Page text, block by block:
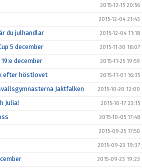
2015-12-15 20:56
2015-12-04 21:43
du julhandlar 2015-12-04 11:18
5 december 2015-11-30 18:07
december 2015-11-25 19:59
efter höstlovet 2015-11-01 16:35
Jaktfalken 2015-10-20 12:00
Julia! 2015-10-17 23:15
2015-10-05 17:48
2015-09-25 17:50
2015-09-23 19:37
2015-09-23 19:23